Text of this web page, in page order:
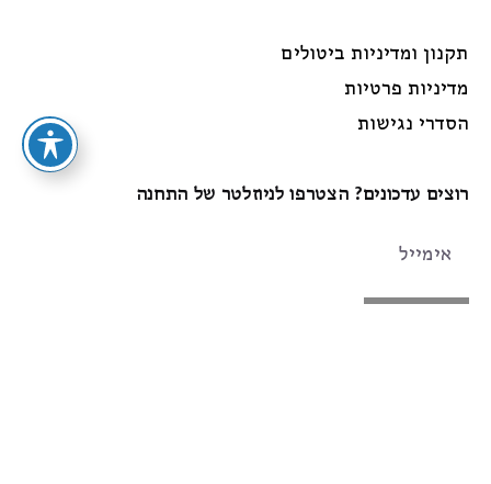
תקנון ומדיניות ביטולים
מדיניות פרטיות
הסדרי נגישות
רוצים עדכונים? הצטרפו לניוזלטר של התחנה